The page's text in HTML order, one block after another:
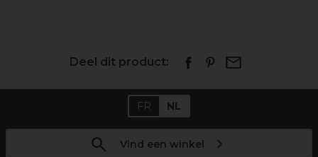
Deel dit product:
FR NL
Vind een winkel